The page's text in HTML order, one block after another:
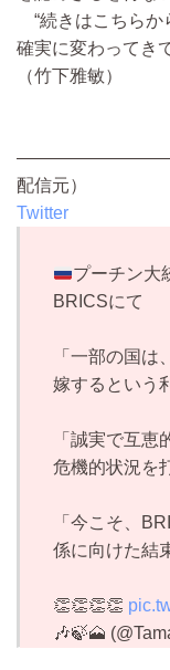
“続きはこちらか
確実に変わってき
（竹下雅敏）
配信元）
Twitter
プーチン大
BRICSにて
「一部の国
嫁するという
「誠実で互
危機的状況を
「今こそ、
係に向けた結
👏👏👏👏
🎶🍃🗻